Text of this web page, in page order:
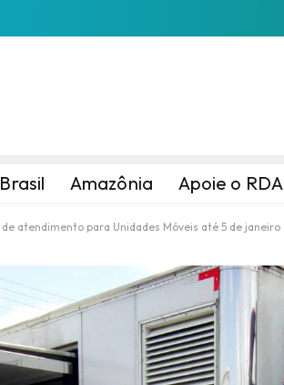
Brasil Amazônia Apoie o RDA
atendimento para Unidades Móveis até 5 de janeiro